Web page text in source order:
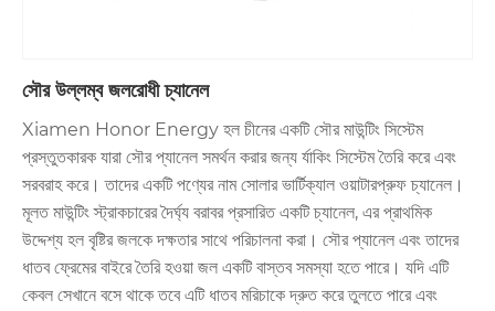
সৌর উল্লম্ব জলরোধী চ্যানেল
Xiamen Honor Energy হল চীনের একটি সৌর মাউন্টিং সিস্টেম
প্রস্তুতকারক যারা সৌর প্যানেল সমর্থন করার জন্য র্যাকিং সিস্টেম তৈরি করে এবং
সরবরাহ করে। তাদের একটি পণ্যের নাম সোলার ভার্টিক্যাল ওয়াটারপ্রুফ চ্যানেল।
মূলত মাউন্টিং স্ট্রাকচারের দৈর্ঘ্য বরাবর প্রসারিত একটি চ্যানেল, এর প্রাথমিক
উদ্দেশ্য হল বৃষ্টির জলকে দক্ষতার সাথে পরিচালনা করা। সৌর প্যানেল এবং তাদের
ধাতব ফ্রেমের বাইরে তৈরি হওয়া জল একটি বাস্তব সমস্যা হতে পারে। যদি এটি
কেবল সেখানে বসে থাকে তবে এটি ধাতব মরিচাকে দ্রুত করে তুলতে পারে এবং